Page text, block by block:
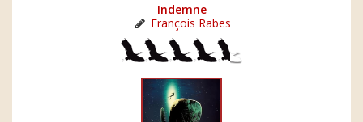
Indemne
François Rabes